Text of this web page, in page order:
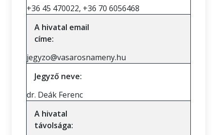
+36 45 470022, +36 70 6056468
A hivatal email
címe:
jegyzo@vasarosnameny.hu
Jegyző neve:
dr. Deák Ferenc
A hivatal
távolsága: